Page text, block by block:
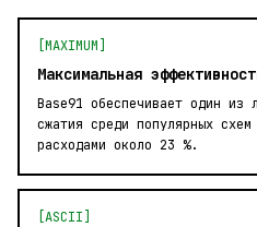
[MAXIMUM]
Максимальная
Base91 обеспечивает один из
сжатия среди популярных
расходами около 23 %.
[ASCII]